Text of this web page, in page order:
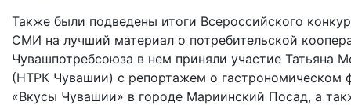
Также были подведены итоги Всероссийского
СМИ на лучший материал о потребительской
Чувашпотребсоюза в нем приняли участие Татьяна
(НТРК Чувашии) с репортажем о гастрономическом
«Вкусы Чувашии» в городе Мариинский Посад, а